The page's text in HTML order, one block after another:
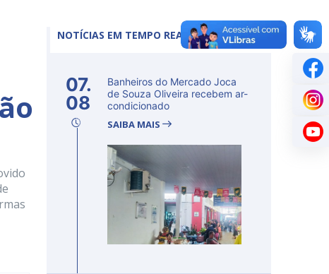
NOTÍCIAS EM TEMPO REAL
07.
08
Banheiros do Mercado Joca
de Souza Oliveira recebem ar-
condicionado
SAIBA MAIS